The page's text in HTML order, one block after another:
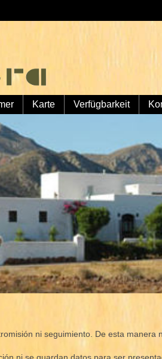
Karte Verfügbarkeit
ni seguimiento. De esta manera
ni se guardan datos para ser